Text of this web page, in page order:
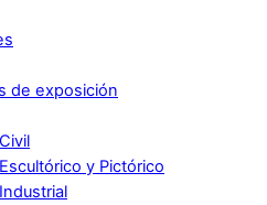
de exposición
y Pictórico